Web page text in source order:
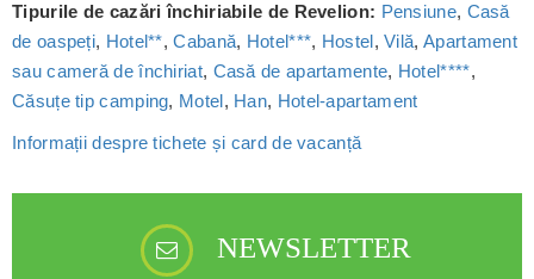
Tipurile de cazări închiriabile de Revelion: Pensiune, Casă
de oaspeți, Hotel**,Cabană, Hotel***, Hostel,Vilă, Apartament
sau cameră de închiriat, Casă de apartamente, Hotel****,
Căsuțe tip camping, Motel, Han, Hotel-apartament
Informații despre tichete și card de vacanță
NEWSLETTER